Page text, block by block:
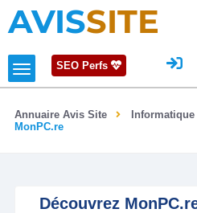
AVISSITE
SEO Perfs
Annuaire Avis Site
MonPC.re
Découvrez